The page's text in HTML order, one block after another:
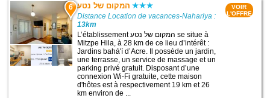
6 המקום של נטע
Distance Location de vacances-Nahariya :
13km
L’établissement המקום של נטע se situe à
Mitzpe Hila, à 28 km de ce lieu d’intérêt :
Jardins bahá'í d’Acre. Il possède un jardin,
une terrasse, un service de massage et un
parking privé gratuit. Disposant d’une
connexion Wi-Fi gratuite, cette maison
d'hôtes est à respectivement 19 km et 26
km environ de ...
VOIR
L'OFFRE